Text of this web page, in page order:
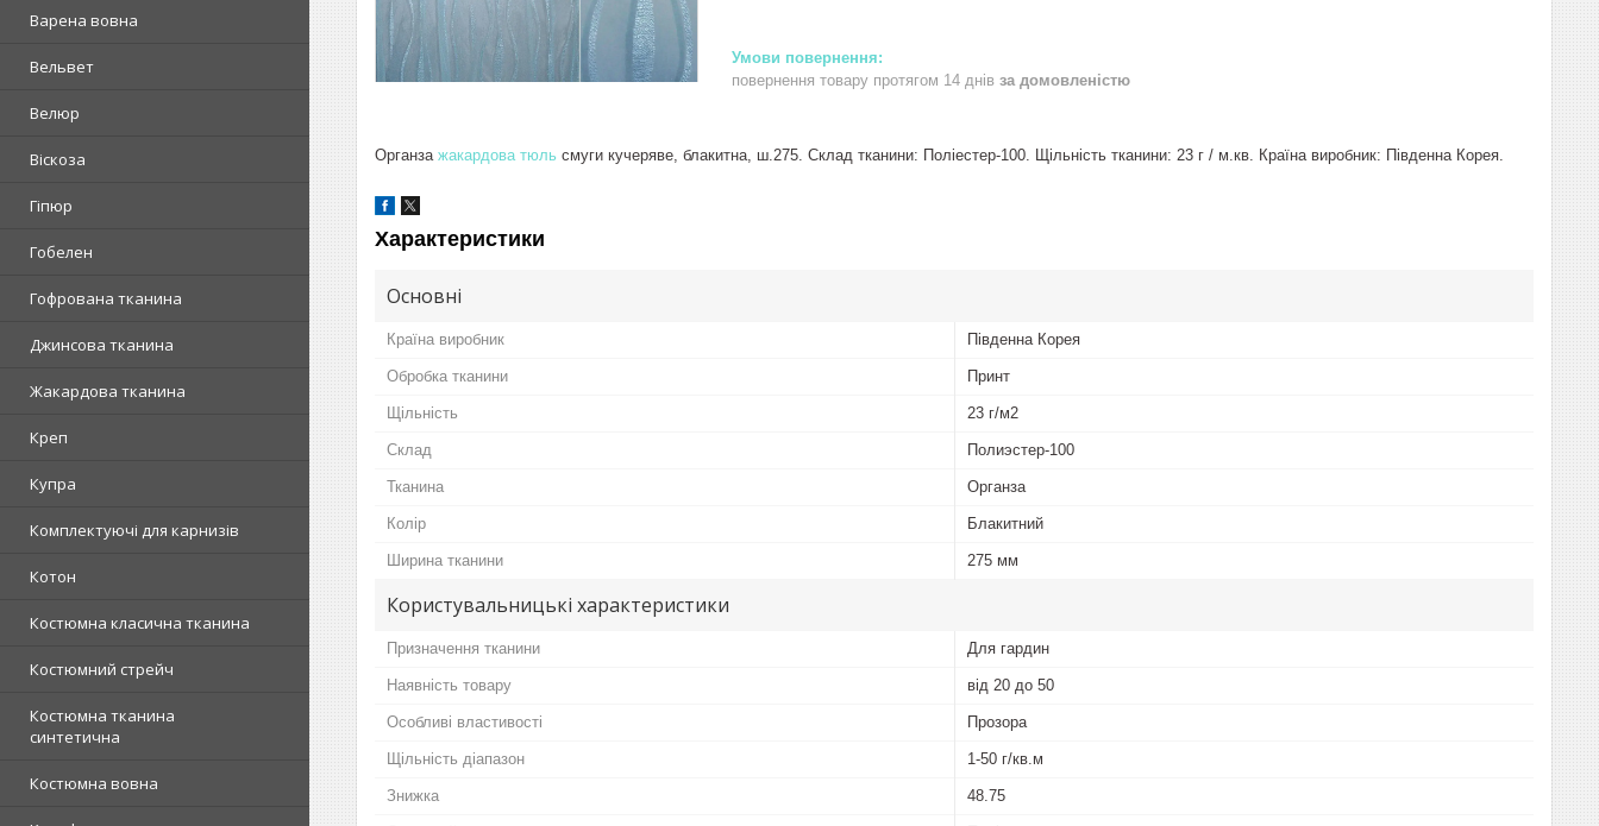
Варена вовна
Вельвет
Велюр
Віскоза
Гіпюр
Гобелен
Гофрована тканина
Джинсова тканина
Жакардова тканина
Креп
Купра
Комплектуючі для карнизів
Котон
Костюмна класична тканина
Костюмний стрейч
Костюмна тканина
синтетична
Костюмна вовна
повернення товару протягом 14 днів за домовленістю
Органза жакардова тюль смуги кучеряве, блакитна, ш.275. Склад тканини: Поліестер-100. Щільність тканини: 23 г / м.кв. Країна виробник: Південна Корея.
Характеристики
Основні
Країна виробник Південна Корея
Обробка тканини Принт
Щільність 23 г/м2
Склад Полиэстер-100
Тканина Органза
Колір Блакитний
Ширина тканини 275 мм
Користувальницькі характеристики
Призначення тканини Для гардин
Наявність товару від 20 до 50
Особливі властивості Прозора
Щільність діапазон 1-50 г/кв.м
Знижка 48.75